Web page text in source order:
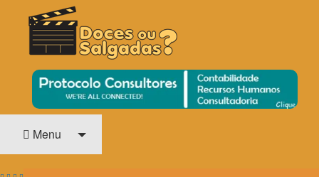
DOCES OU SALGADAS?
O Cinema? Uma Paixão!!
Menu